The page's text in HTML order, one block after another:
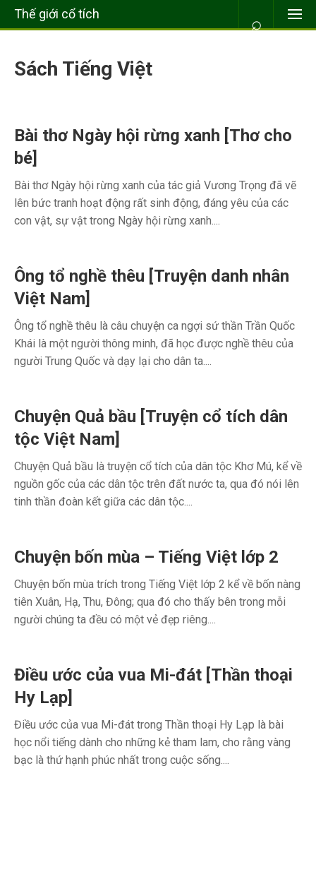
Thế giới cổ tích ⌕
Sách Tiếng Việt
Bài thơ Ngày hội rừng xanh [Thơ cho
bé]
Bài thơ Ngày hội rừng xanh của tác giả Vương Trọng đã vẽ
lên bức tranh hoạt động rất sinh động, đáng yêu của các
con vật, sự vật trong Ngày hội rừng xanh....
Ông tổ nghề thêu [Truyện danh nhân
Việt Nam]
Ông tổ nghề thêu là câu chuyện ca ngợi sứ thần Trần Quốc
Khái là một người thông minh, đã học được nghề thêu của
người Trung Quốc và dạy lại cho dân ta....
Chuyện Quả bầu [Truyện cổ tích dân
tộc Việt Nam]
Chuyện Quả bầu là truyện cổ tích của dân tộc Khơ Mú, kể về
nguồn gốc của các dân tộc trên đất nước ta, qua đó nói lên
tinh thần đoàn kết giữa các dân tộc....
Chuyện bốn mùa – Tiếng Việt lớp 2
Chuyện bốn mùa trích trong Tiếng Việt lớp 2 kể về bốn nàng
tiên Xuân, Hạ, Thu, Đông; qua đó cho thấy bên trong mỗi
người chúng ta đều có một vẻ đẹp riêng....
Điều ước của vua Mi-đát [Thần thoại
Hy Lạp]
Điều ước của vua Mi-đát trong Thần thoại Hy Lạp là bài
học nổi tiếng dành cho những kẻ tham lam, cho rằng vàng
bạc là thứ hạnh phúc nhất trong cuộc sống....